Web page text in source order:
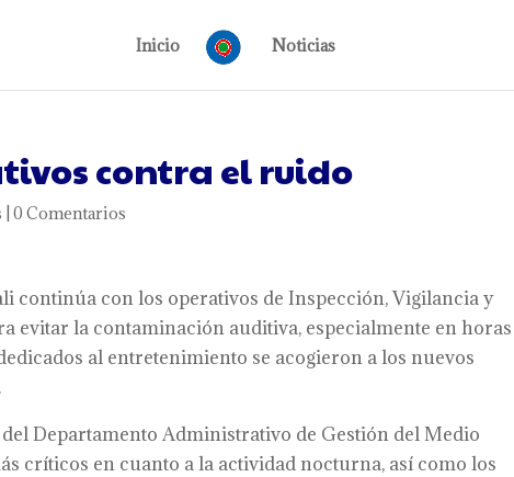
Inicio Noticias
contra el ruido
|0 Comentarios
continúa con los operativos de Inspección, Vigilancia y
evitar la contaminación auditiva, especialmente en horas
al entretenimiento se acogieron a los nuevos
Departamento Administrativo de Gestión del Medio
críticos en cuanto a la actividad nocturna, así como los